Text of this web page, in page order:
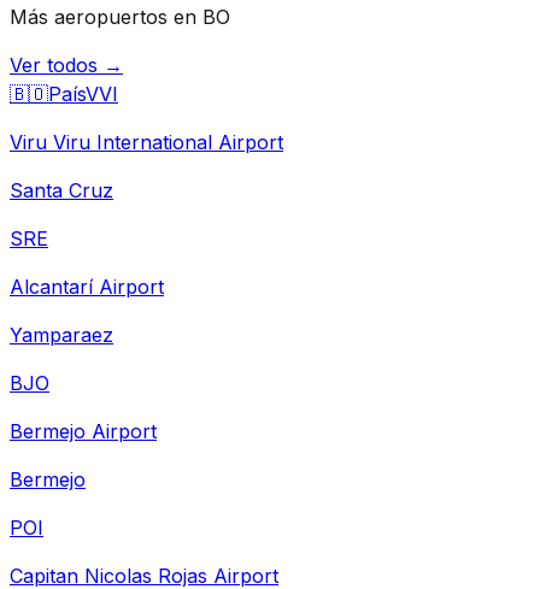
Más aeropuertos en BO
Ver todos →
🇧🇴PaísVVI
Viru Viru International Airport
Santa Cruz
SRE
Alcantarí Airport
Yamparaez
BJO
Bermejo Airport
Bermejo
POI
Capitan Nicolas Rojas Airport